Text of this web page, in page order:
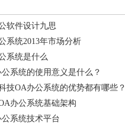
软件设计九思
系统2013年市场分析
系统是什么
系统的使用意义是什么？
技OA办公系统的优势都有哪些？
办公系统基础架构
公系统技术平台